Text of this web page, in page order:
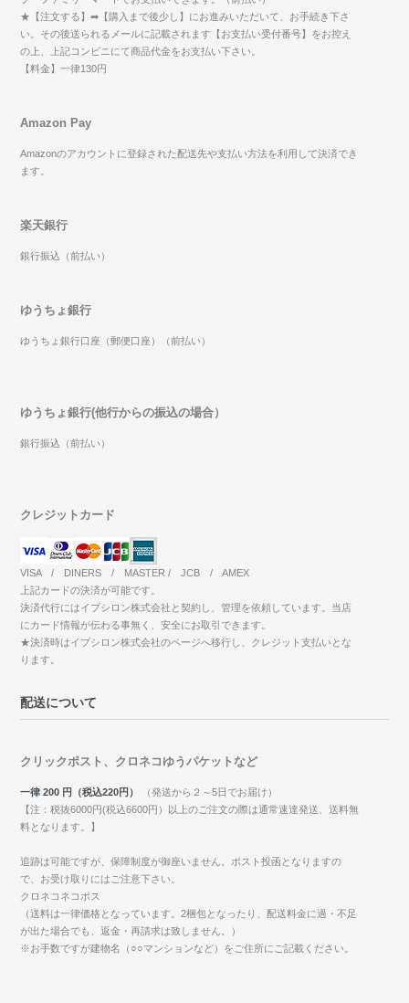
★【注文する】➡【購入まで後少し】にお進みいただいて、お手続き下さ
い。その後送られるメールに記載されます【お支払い受付番号】をお控え
の上、上記コンビニにて商品代金をお支払い下さい。
【料金】一律130円
Amazon Pay
Amazonのアカウントに登録された配送先や支払い方法を利用して決済でき
ます。
楽天銀行
銀行振込（前払い）
ゆうちょ銀行
ゆうちょ銀行口座（郵便口座）（前払い）
ゆうちょ銀行(他行からの振込の場合）
銀行振込（前払い）
クレジットカード
VISA / DINERS / MASTER / JCB / AMEX
上記カードの決済が可能です。
決済代行にはイプシロン株式会社と契約し、管理を依頼しています。当店
にカード情報が伝わる事無く、安全にお取引できます。
★決済時はイプシロン株式会社のページへ移行し、クレジット支払いとな
ります。
配送について
クリックポスト、クロネコゆうパケットなど
一律 200 円（税込220円）
（発送から２～5日でお届け）
【注：税抜6000円(税込6600円）以上のご注文の際は通常速達発送、送料無
料となります。】
追跡は可能ですが、保障制度が御座いません。ポスト投函となりますの
で、お受け取りにはご注意下さい。
クロネコネコポス
（送料は一律価格となっています。2梱包となったり、配送料金に過・不足
が出た場合でも、返金・再請求は致しません。）
※お手数ですが建物名（○○マンションなど）をご住所にご記載ください。